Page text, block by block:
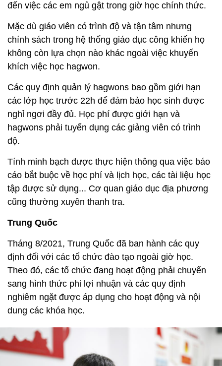
đến việc các em ngủ gật trong giờ học chính thức.
Mặc dù giáo viên có trình độ và tận tâm nhưng
chính sách trong hệ thống giáo dục công khiến họ
không còn lựa chọn nào khác ngoài việc khuyến
khích việc học hagwon.
Các quy định quản lý hagwons bao gồm giới hạn
các lớp học trước 22h để đảm bảo học sinh được
nghỉ ngơi đầy đủ. Học phí được giới hạn và
hagwons phải tuyển dụng các giảng viên có trình
độ.
Tính minh bạch được thực hiện thông qua việc báo
cáo bắt buộc về học phí và lịch học, các tài liệu học
tập được sử dụng... Cơ quan giáo dục địa phương
cũng thường xuyên thanh tra.
Trung Quốc
Tháng 8/2021, Trung Quốc đã ban hành các quy
định đối với các tổ chức đào tạo ngoài giờ học.
Theo đó, các tổ chức đang hoạt động phải chuyển
sang hình thức phi lợi nhuận và các quy định
nghiêm ngặt được áp dụng cho hoạt động và nội
dung các khóa học.